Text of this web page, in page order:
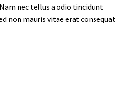
nec tellus a odio tincidunt
non mauris vitae erat consequat